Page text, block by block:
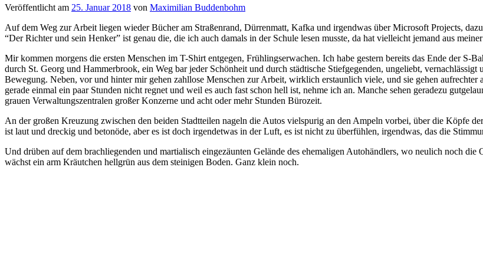
Veröffentlicht am 25. Januar 2018 von Maximilian Buddenbohm
Auf dem Weg zur Arbeit liegen wieder Bücher am Straßenrand, Dürrenmatt, Kafka und irgendwas über Microsoft Projects,
“Der Richter und sein Henker” ist genau die, die ich auch damals in der Schule lesen musste, da hat vielleicht jemand aus
Mir kommen morgens die ersten Menschen im T-Shirt entgegen, Frühlingserwachen. Ich habe gestern bereits das Ende der S-
durch St. Georg und Hammerbrook, ein Weg bar jeder Schönheit und durch städtische Stiefgegenden, ungeliebt,
Bewegung. Neben, vor und hinter mir gehen zahllose Menschen zur Arbeit, wirklich erstaunlich viele, und sie gehen
gerade einmal ein paar Stunden nicht regnet und weil es auch fast schon hell ist, nehme ich an. Manche sehen geradezu
grauen Verwaltungszentralen großer Konzerne und acht oder mehr Stunden Bürozeit.
An der großen Kreuzung zwischen den beiden Stadtteilen nageln die Autos vielspurig an den Ampeln vorbei, über die Köpfe
ist laut und dreckig und betonöde, aber es ist doch irgendetwas in der Luft, es ist nicht zu überfühlen, irgendwas, das die
Und drüben auf dem brachliegenden und martialisch eingezäunten Gelände des ehemaligen Autohändlers, wo neulich noch die
wächst ein arm Kräutchen hellgrün aus dem steinigen Boden. Ganz klein noch.